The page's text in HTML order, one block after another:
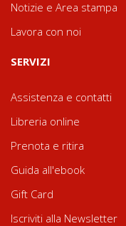
Notizie e Area stampa
Lavora con noi
SERVIZI
Assistenza e contatti
Libreria online
Prenota e ritira
Guida all'ebook
Gift Card
Iscriviti alla Newsletter